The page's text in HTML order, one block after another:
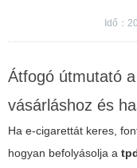
Idő：
Átfogó útmutató
vásárláshoz és
Ha e-cigarettát keres,
hogyan befolyásolja a